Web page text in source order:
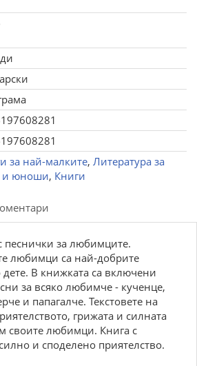
за най-малките, Литература за
и юноши, Книги
песнички за любимците.
любимци са най-добрите
дете. В книжката са включени
за всяко любимче - кученце,
и папагалче. Текстовете на
грижата и силната
своите любимци. Книга с
и споделено приятелство.